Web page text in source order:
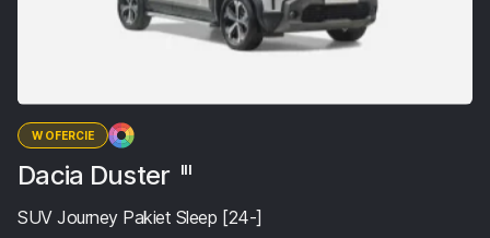
W OFERCIE
Dacia Duster III
SUV Journey Pakiet Sleep [24-]